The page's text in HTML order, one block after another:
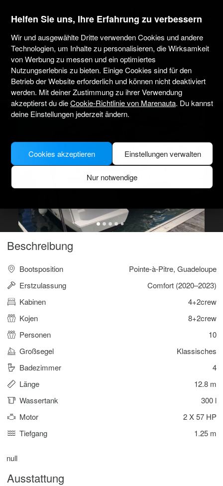
marenauta
Lagoon 42 - 4 + 2 Cab. - Pointe-à-Pitre
4.3(312 über Charter) Nur ohne Skipper
Professionell
Marina Bas-du-Fort
Verifiziertes Boot
MODEL PICTURE FOR ILLUSTRATIVE PURPOSES ONLY
Beschreibung
Bootsposition
Pointe-à-Pitre, Guadeloupe
Erstzulassung
Comfort (2020–2023)
Kabinen
4+2crew
Kojen
8+2crew
Personen
10
Großsegel
Klassisches
Badezimmer
4
Länge
12.8 m
Wassertank
300 l
Motor
2 X 57 HP
Tiefgang
1.25 m
null
Ausstattung
Helfen Sie uns, Ihre Erfahrung zu verbessern
Wir und ausgewählte Dritte verwenden Cookies und andere
Technologien, um Inhalte zu personalisieren, die Wirksamkeit
von Werbung zu messen und ein optimiertes
Nutzungserlebnis zu bieten. Einige Cookies sind für den
Betrieb der Website erforderlich und können nicht deaktiviert
werden. Mit deiner Zustimmung zu ihrer Verwendung
akzeptierst du dieCookie-Richtlinie von Marenauta. Du kannst
deine Einstellungen jederzeit ändern.
Einstellungen verwalten
Nur notwendige
Cookies akzeptieren